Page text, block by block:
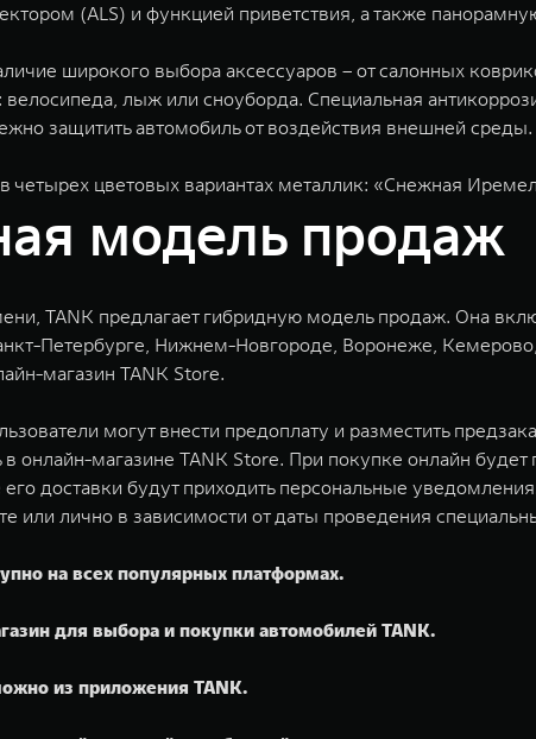
(ALS) и функцией приветствия, а также
широкого выбора аксессуаров – от салонных
велосипеда, лыж или сноуборда. Специальная
защитить автомобиль от воздействия внешней среды.
четырех цветовых вариантах металлик: «Снежная
модель продаж
TANK предлагает гибридную модель продаж. Она
Петербурге, Нижнем-Новгороде, Воронеже,
магазин TANK Store.
могут внести предоплату и разместить
в онлайн-магазине TANK Store. При покупке онлайн
его доставки будут приходить персональные
или лично в зависимости от даты проведения
на всех популярных платформах.
для выбора и покупки автомобилей TANK.
из приложения TANK.